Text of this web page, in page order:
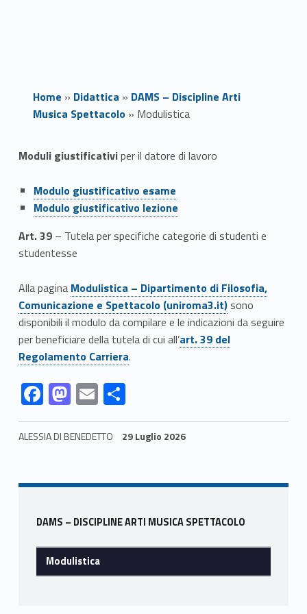
Home » Didattica » DAMS – Discipline Arti
Musica Spettacolo» Modulistica
M
o
d
u
i
s
t
i
c
a
Moduli giustificativiper il datore di lavoro
Link identifier #identifier__145782-1
Modulo giustificativo esame
Link identifier #identifier__6866-2
Modulo giustificativo lezione
Art. 39– Tutela per specifiche categorie di studenti e
studentesse
Alla pagina Link identifier #identifier__56265-3
Modulistica – Dipartimento di Filosofia,
Comunicazione e Spettacolo (uniroma3.it)sono
disponibili il modulo da compilare e le indicazioni da seguire
per beneficiare della tutela di cui all’Link identifier #identifier__94217-4art. 39 del
Regolamento Carriera.
Link identifier #identifier__108239-5
F
ac
e
o
k
Link identifier #identifier__14869-6 M
as
to
o
Link identifier #identifier__11596-7 E
m
ai
Link identifier #identifier__183441-8 C
o
n
vi
ALESSIA DI BENEDETTO 29 Luglio 2026
Sidebar
DAMS – DISCIPLINE ARTI MUSICA SPETTACOLO
Modulistica